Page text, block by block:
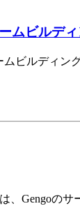
ムビルディ
ビルディン
、Gengoの